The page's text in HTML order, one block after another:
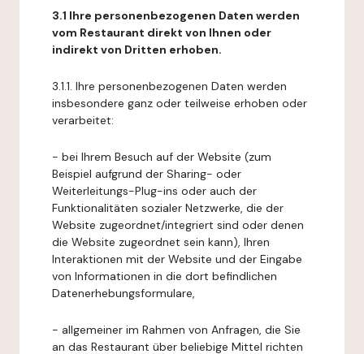
3.1 Ihre personenbezogenen Daten werden
vom Restaurant direkt von Ihnen oder
indirekt von Dritten erhoben.
3.1.1. Ihre personenbezogenen Daten werden
insbesondere ganz oder teilweise erhoben oder
verarbeitet:
- bei Ihrem Besuch auf der Website (zum
Beispiel aufgrund der Sharing- oder
Weiterleitungs-Plug-ins oder auch der
Funktionalitäten sozialer Netzwerke, die der
Website zugeordnet/integriert sind oder denen
die Website zugeordnet sein kann), Ihren
Interaktionen mit der Website und der Eingabe
von Informationen in die dort befindlichen
Datenerhebungsformulare,
- allgemeiner im Rahmen von Anfragen, die Sie
an das Restaurant über beliebige Mittel richten